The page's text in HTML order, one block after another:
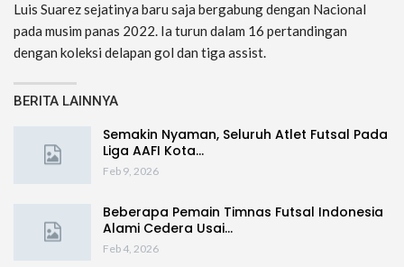
Luis Suarez sejatinya baru saja bergabung dengan Nacional
pada musim panas 2022. Ia turun dalam 16 pertandingan
dengan koleksi delapan gol dan tiga assist.
BERITA LAINNYA
Semakin Nyaman, Seluruh Atlet Futsal Pada
Liga AAFI Kota…
Feb 9, 2026
Beberapa Pemain Timnas Futsal Indonesia
Alami Cedera Usai…
Feb 4, 2026